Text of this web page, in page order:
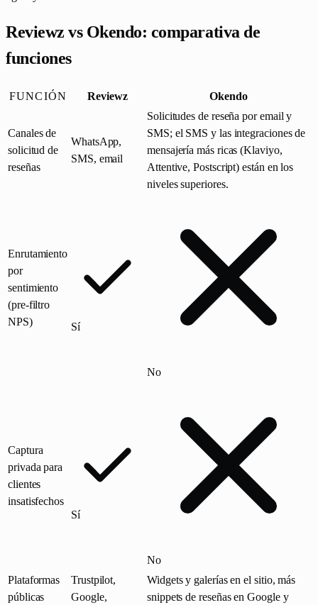
Reviewz vs Okendo: comparativa de
funciones
FUNCIÓN Reviewz Okendo
Canales de
solicitud de
reseñas
WhatsApp,
SMS, email
Solicitudes de reseña por email y
SMS; el SMS y las integraciones de
mensajería más ricas (Klaviyo,
Attentive, Postscript) están en los
niveles superiores.
Enrutamiento
por
sentimiento
(pre-filtro
NPS)
Sí
No
Captura
privada para
clientes
insatisfechos
Sí
No
Plataformas
públicas
Trustpilot,
Google,
Widgets y galerías en el sitio, más
snippets de reseñas en Google y